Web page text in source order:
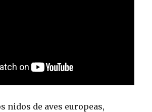
nidos de aves europeas,